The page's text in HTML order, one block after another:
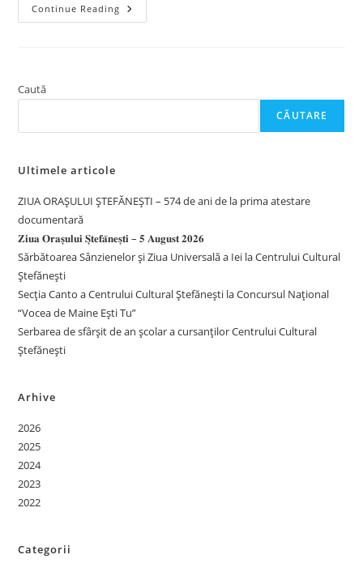
Continue Reading “Zâmbet
În
Caută
CĂUTARE
Ultimele articole
ZIUA ORAȘULUI ȘTEFĂNEȘTI – 574 de ani de la prima atestare
documentară
𝐙𝐢𝐮𝐚 𝐎𝐫𝐚𝐬̦𝐮𝐥𝐮𝐢 𝐒̦𝐭𝐞𝐟𝐚̆𝐧𝐞𝐬̦𝐭𝐢 – 𝟓 𝐀𝐮𝐠𝐮𝐬𝐭 𝟐𝟎𝟐𝟔
Sărbătoarea Sânzienelor și Ziua Universală a Iei la Centrului Cultural
Ștefănești
Secția Canto a Centrului Cultural Ștefănești la Concursul Național
“Vocea de Maine Ești Tu”
Serbarea de sfârșit de an școlar a cursanților Centrului Cultural
Ștefănești
Arhive
2026
2025
2024
2023
2022
Categorii